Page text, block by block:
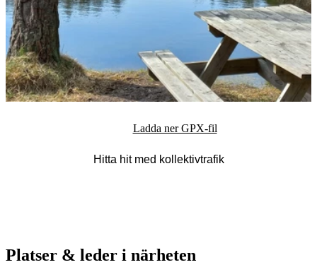
Ladda ner GPX-fil
Hitta hit med kollektivtrafik
Platser & leder i närheten